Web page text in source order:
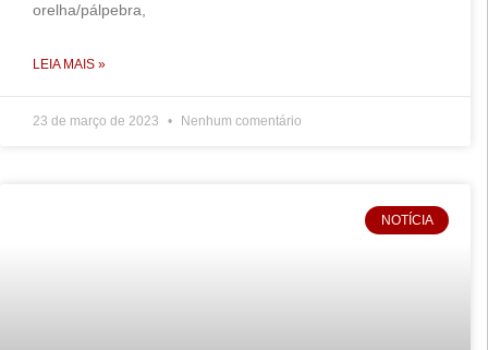
orelha/pálpebra,
LEIA MAIS »
23 de março de 2023 Nenhum comentário
NOTÍCIA